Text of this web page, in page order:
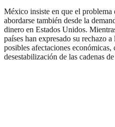
México insiste en que el problema
abordarse también desde la
dinero en Estados Unidos.
países han expresado su rechazo
posibles afectaciones
desestabilización de las cadenas